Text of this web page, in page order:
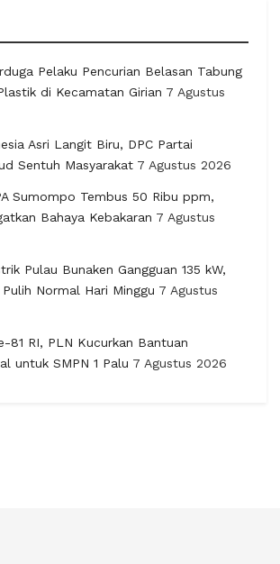
Pelaku Pencurian Belasan Tabung
di Kecamatan Girian 7 Agustus
Asri Langit Biru, DPC Partai
Sentuh Masyarakat 7 Agustus 2026
Sumompo Tembus 50 Ribu ppm,
Bahaya Kebakaran 7 Agustus
Pulau Bunaken Gangguan 135 kW,
Normal Hari Minggu 7 Agustus
81 RI, PLN Kucurkan Bantuan
untuk SMPN 1 Palu 7 Agustus 2026